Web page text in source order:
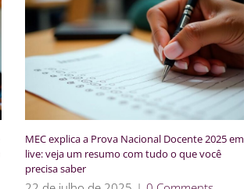
MEC explica a Prova Nacional Docente 2025 em
live: veja um resumo com tudo o que você
precisa saber